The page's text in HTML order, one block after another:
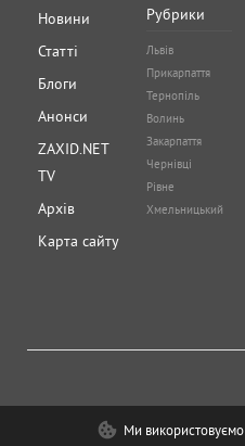
Новини
Статті
Блоги
Анонси
ZAXID.NET
TV
Архів
Карта сайту
Рубрики
Львів
Прикарпаття
Тернопіль
Волинь
Закарпаття
Чернівці
Рівне
Хмельницький
Ми використовуємо